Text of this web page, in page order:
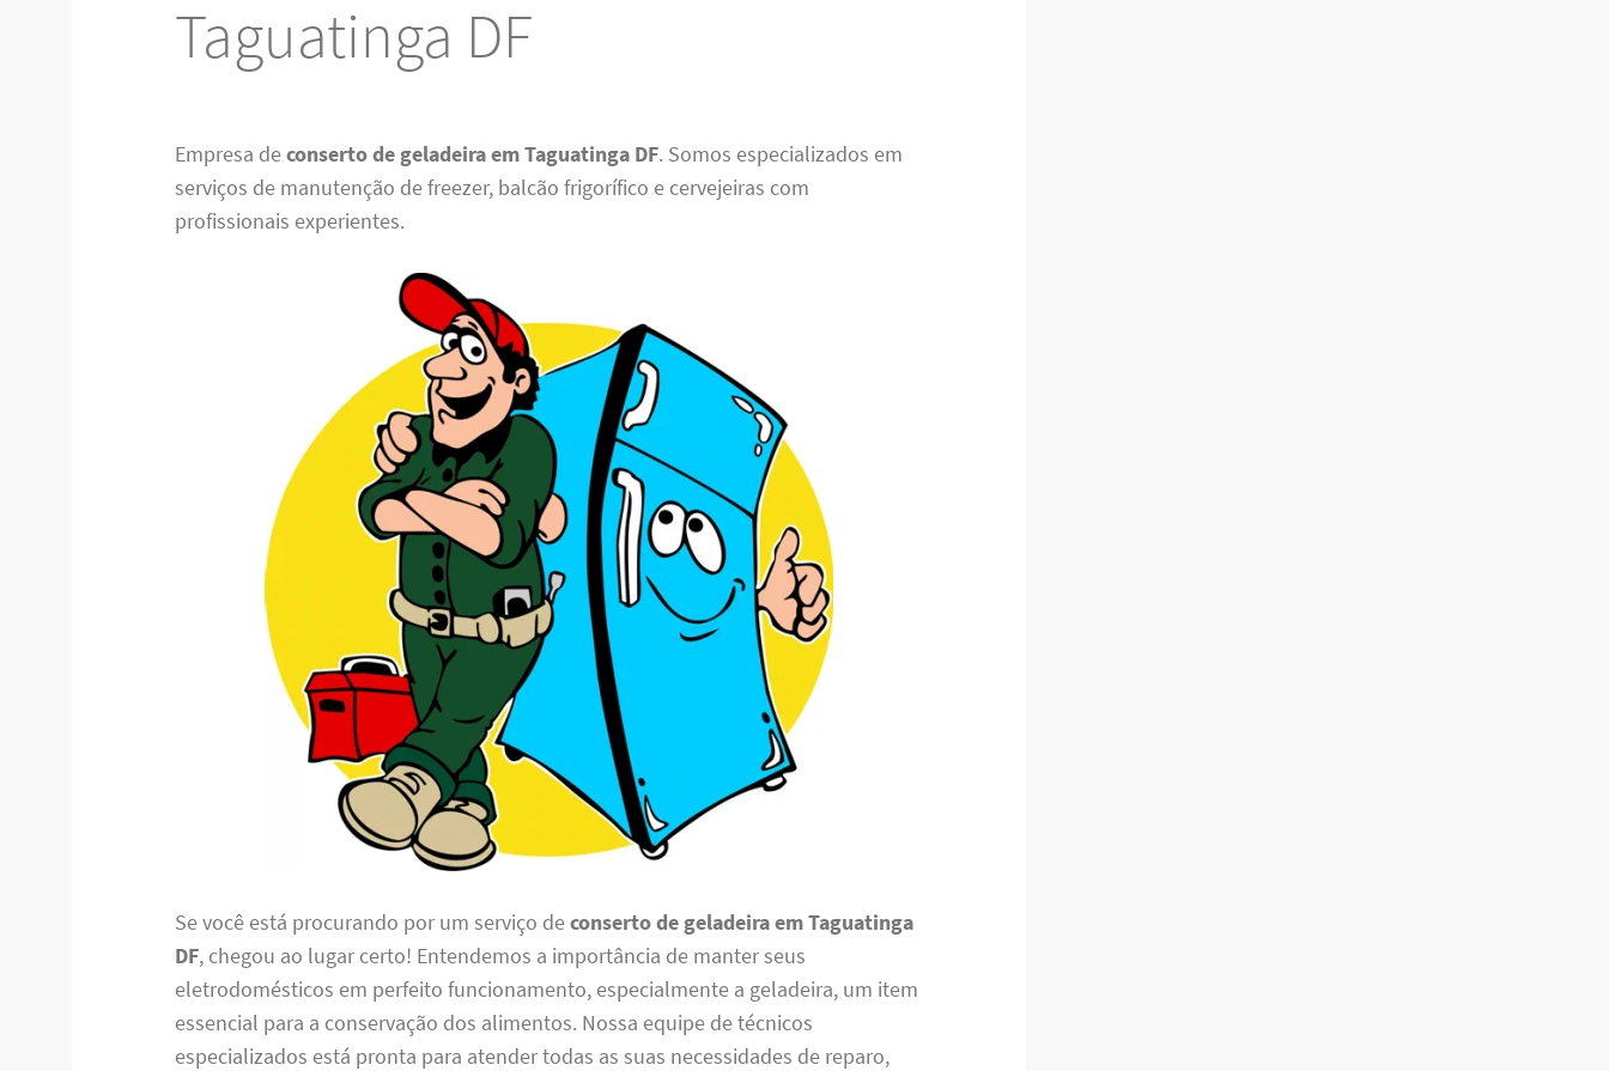
Taguatinga DF
Empresa deconserto de geladeira em Taguatinga DF. Somos especializados em
serviços de manutenção de freezer, balcão frigorífico e cervejeiras com
profissionais experientes.
Se você está procurando por um serviço deconserto de geladeira em Taguatinga
DF, chegou ao lugar certo! Entendemos a importância de manter seus
eletrodomésticos em perfeito funcionamento, especialmente a geladeira, um item
essencial para a conservação dos alimentos. Nossa equipe de técnicos
especializados está pronta para atender todas as suas necessidades de reparo,